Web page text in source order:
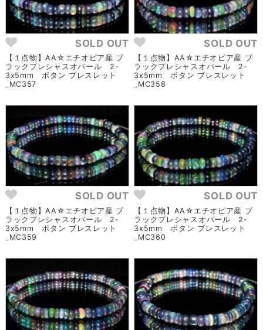
SOLD OUT
【１点物】AA☆エチオピア産 ブ
ラックプレシャスオパール 2-
3x5mm ボタン ブレスレット
_MC357
SOLD OUT
【１点物】AA☆エチオピア産 ブ
ラックプレシャスオパール 2-
3x5mm ボタン ブレスレット
_MC358
SOLD OUT
【１点物】AA☆エチオピア産 ブ
ラックプレシャスオパール 2-
3x5mm ボタン ブレスレット
_MC359
SOLD OUT
【１点物】AA☆エチオピア産 ブ
ラックプレシャスオパール 2-
3x5mm ボタン ブレスレット
_MC360